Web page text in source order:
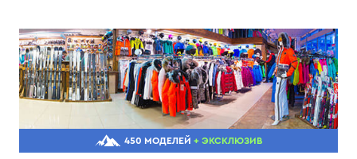
450 МОДЕЛЕЙ + ЭКСКЛЮЗИВ